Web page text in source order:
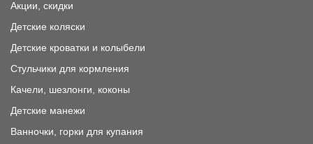
Акции, скидки
Детские коляски
Детские кроватки и колыбели
Стульчики для кормления
Качели, шезлонги, коконы
Детские манежи
Ванночки, горки для купания